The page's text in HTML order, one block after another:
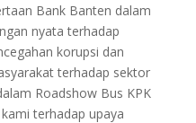
Bank Banten dalam
nyata terhadap
korupsi dan
terhadap sektor
Roadshow Bus KPK
terhadap upaya